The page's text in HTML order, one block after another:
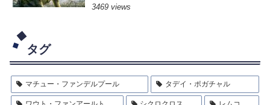
3469 views
タグ
マチュー・ファンデルプール タデイ・ポガチャル